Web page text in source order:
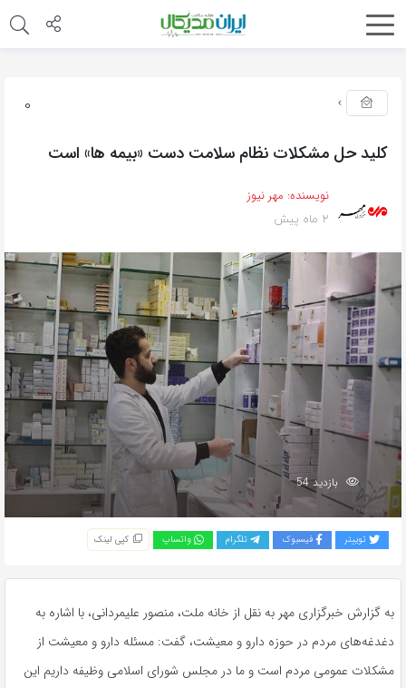
0
کلید حل مشکلات نظام سلامت دست «بیمه ها» است
نویسنده: مهر نیوز
2 ماه پیش
بازدید 54
توییتر فیسبوک تلگرام واتساپ کپی لینک
به گزارش خبرگزاری مهر به نقل از خانه ملت، منصور علیمردانی، با اشاره به
دغدغه‌های مردم در حوزه دارو و معیشت، گفت: مسئله دارو و معیشت از
مشکلات عمومی مردم است و ما در مجلس شورای اسلامی وظیفه داریم این